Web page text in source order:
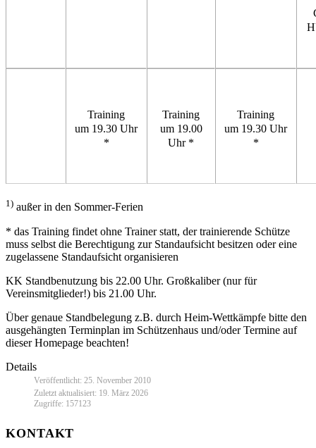
Training
um 19.30 Uhr
*
Training
um 19.00
Uhr *
Training
um 19.30 Uhr
*
1) außer in den Sommer-Ferien
* das Training findet ohne Trainer statt, der trainierende Schütze
muss selbst die Berechtigung zur Standaufsicht besitzen oder eine
zugelassene Standaufsicht organisieren
KK Standbenutzung bis 22.00 Uhr. Großkaliber (nur für
Vereinsmitglieder!) bis 21.00 Uhr.
Über genaue Standbelegung z.B. durch Heim-Wettkämpfe bitte den
ausgehängten Terminplan im Schützenhaus und/oder Termine auf
dieser Homepage beachten!
Details
Veröffentlicht: 25. November 2010
Zuletzt aktualisiert: 19. März 2026
Zugriffe: 157123
KONTAKT